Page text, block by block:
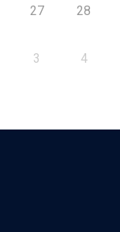
27 28
3 4